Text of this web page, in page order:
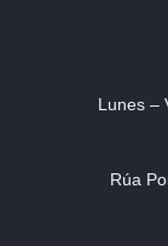
Lunes –
Rúa